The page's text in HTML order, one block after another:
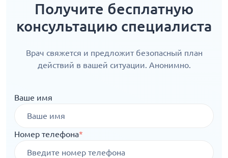
Получите бесплатную
консультацию специалиста
Врач свяжется и предложит безопасный план
действий в вашей ситуации. Анонимно.
Ваше имя
Номер телефона*